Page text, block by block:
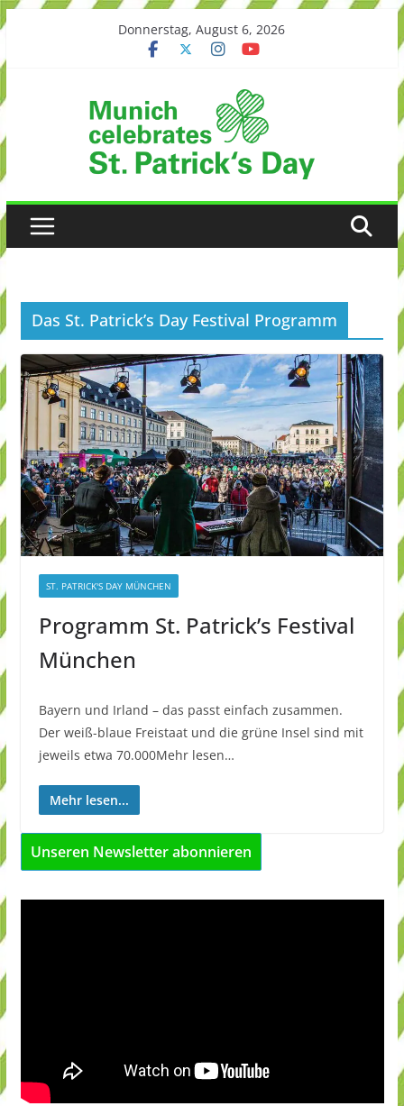
Skip
Donnerstag, August 6, 2026
Das St. Patrick’s Day Festival Programm
ST. PATRICK'S DAY MÜNCHEN
Programm St. Patrick’s Festival
München
Bayern und Irland – das passt einfach zusammen.
Der weiß-blaue Freistaat und die grüne Insel sind mit
jeweils etwa 70.000Mehr lesen…
Mehr lesen...
Unseren Newsletter abonnieren